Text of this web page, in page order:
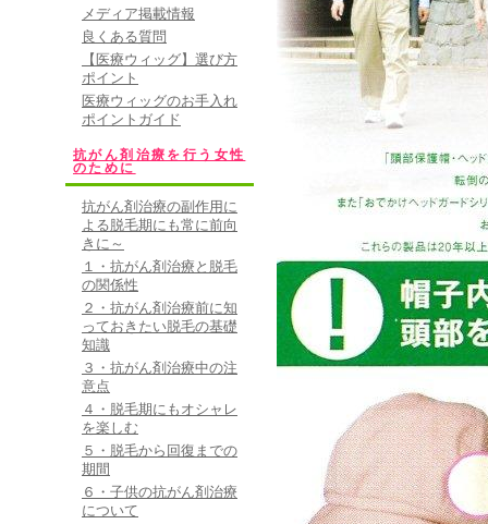
メディア掲載情報
良くある質問
【医療ウィッグ】選び方
ポイント
医療ウィッグのお手入れ
ポイントガイド
抗がん剤治療を行う女性
のために
抗がん剤治療の副作用に
よる脱毛期にも常に前向
きに～
１・抗がん剤治療と脱毛
の関係性
２・抗がん剤治療前に知
っておきたい脱毛の基礎
知識
３・抗がん剤治療中の注
意点
４・脱毛期にもオシャレ
を楽しむ
５・脱毛から回復までの
期間
６・子供の抗がん剤治療
について